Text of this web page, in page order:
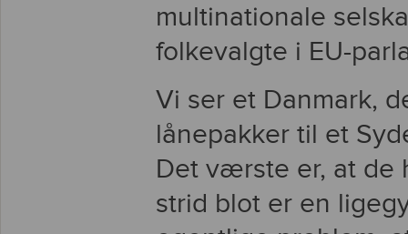
multinationale
folkevalgte i EU-
Vi ser et Danmark,
lånepakker til et
Det værste er, at de
strid blot er en